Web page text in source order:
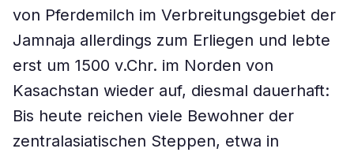
von Pferdemilch im Verbreitungsgebiet der
Jamnaja allerdings zum Erliegen und lebte
erst um 1500 v.Chr. im Norden von
Kasachstan wieder auf, diesmal dauerhaft:
Bis heute reichen viele Bewohner der
zentralasiatischen Steppen, etwa in